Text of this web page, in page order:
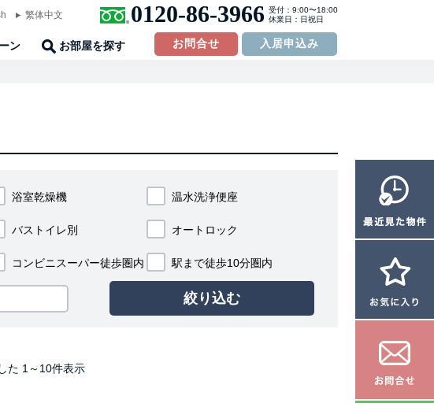
繁体中文 0120-86-3966 受付：9:00〜18:00
休業日：日祝日
ン お部屋を探す お問合せ 入居申込み
浴室乾燥機 温水洗浄便座
バストイレ別 オートロック
コンビニスーパー徒歩圏内 駅まで徒歩10分圏内
た 1～10件表示